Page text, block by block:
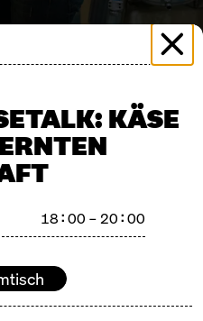
KÄSE
18:00 – 20:00
– 18:00